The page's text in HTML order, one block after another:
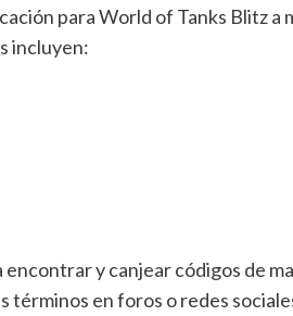
para World of Tanks Blitz a
incluyen:
y canjear códigos de
en foros o redes